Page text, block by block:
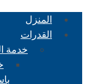
المنزل
القدرات
خدمة